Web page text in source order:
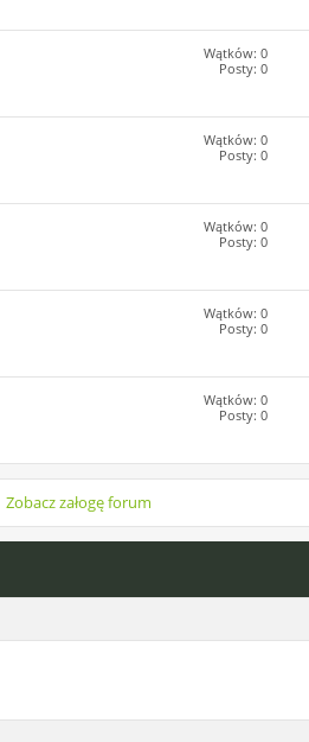
Wątków: 0
Posty: 0
Wątków: 0
Posty: 0
Wątków: 0
Posty: 0
Wątków: 0
Posty: 0
Wątków: 0
Posty: 0
Zobacz załogę forum